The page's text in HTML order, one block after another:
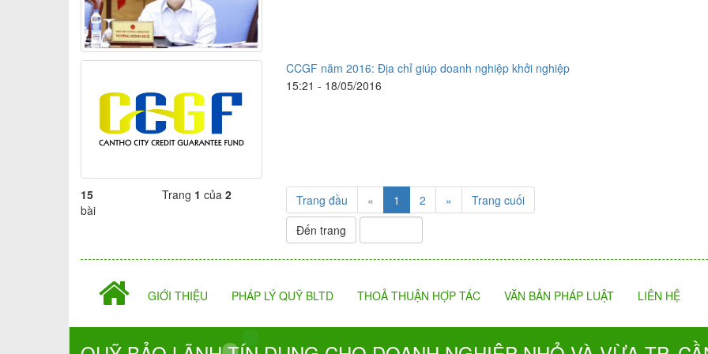
CCGF năm 2016: Địa chỉ giúp doanh nghiệp khởi nghiệp
15:21 - 18/05/2016
15
bài
Trang 1 của2 Trang đầu « 1 2 » Trang cuối
GIỚI THIỆU PHÁP LÝ QUỸ BLTD THOẢ THUẬN HỢP TÁC VĂN BẢN PHÁP LUẬT LIÊN HỆ